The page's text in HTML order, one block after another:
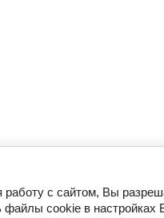
с сайтом, Вы
cookie в настройках